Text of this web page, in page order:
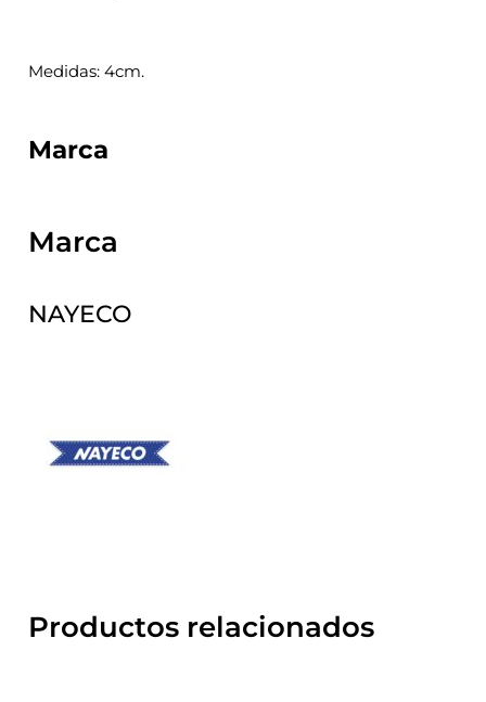
Medidas: 4cm.
Marca
Marca
NAYECO
Productos relacionados